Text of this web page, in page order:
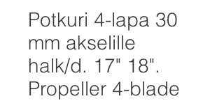
Potkuri 4-lapa 30
mm akselille
halk/d. 17" 18".
Propeller 4-blade